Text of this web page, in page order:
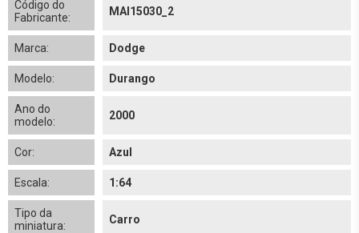
Código do
Fabricante:
MAI15030_2
Marca: Dodge
Modelo: Durango
Ano do
modelo:
2000
Cor: Azul
Escala: 1:64
Tipo da
miniatura:
Carro